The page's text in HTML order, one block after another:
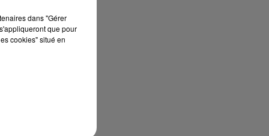
dans "Gérer
que pour
cookies" situé en